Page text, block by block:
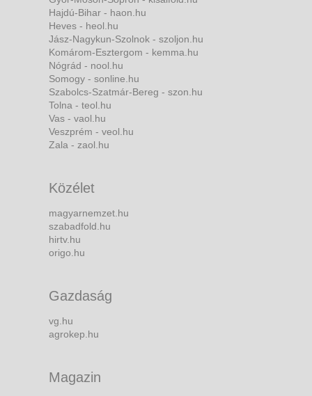
Hajdú-Bihar - haon.hu
Heves - heol.hu
Jász-Nagykun-Szolnok - szoljon.hu
Komárom-Esztergom - kemma.hu
Nógrád - nool.hu
Somogy - sonline.hu
Szabolcs-Szatmár-Bereg - szon.hu
Tolna - teol.hu
Vas - vaol.hu
Veszprém - veol.hu
Zala - zaol.hu
Közélet
magyarnemzet.hu
szabadfold.hu
hirtv.hu
origo.hu
Gazdaság
vg.hu
agrokep.hu
Magazin